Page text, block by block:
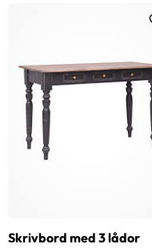
Skrivbord med 3 lådor